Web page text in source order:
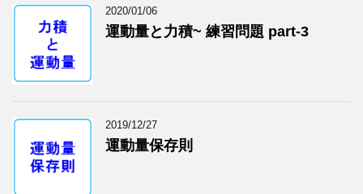
2020/01/06
運動量と力積~ 練習問題 part-3
2019/12/27
運動量保存則